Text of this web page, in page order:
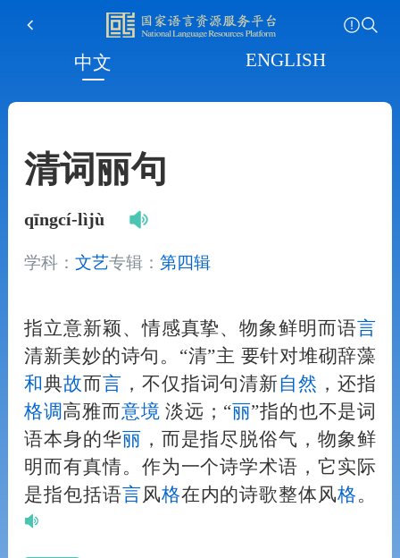
中文 ENGLISH
清词丽句
qīngcí-lìjù
学科： 文艺专辑： 第四辑
指立意新颖、情感真挚、物象鲜明而语言
清新美妙的诗句。“清”主 要针对堆砌辞藻
和典故而言 ，不仅指词句清新自然 ，还指
格调高雅而意境 淡远；“丽”指的也不是词
语本身的华丽 ，而是指尽脱俗气，物象鲜
明而有真情。作为一个诗学术语，它实际
是指包括语言风格在内的诗歌整体风格。